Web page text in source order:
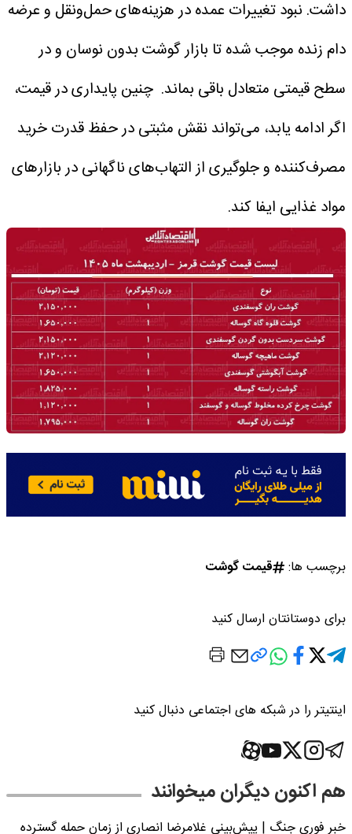
داشت. نبود تغییرات عمده در هزینه‌های حمل‌ونقل و عرضه
دام زنده موجب شده تا بازار گوشت بدون نوسان و در
سطح قیمتی متعادل باقی بماند. چنین پایداری در قیمت،
اگر ادامه یابد، می‌تواند نقش مثبتی در حفظ قدرت خرید
مصرف‌کننده و جلوگیری از التهاب‌های ناگهانی در بازارهای
مواد غذایی ایفا کند.
برچسب ها: قیمت گوشت
برای دوستانتان ارسال کنید
اینتیتر را در شبکه های اجتماعی دنبال کنید
هم اکنون دیگران میخوانند
خبر فوری جنگ | پیش‌بینی غلامرضا انصاری از زمان حمله گسترده